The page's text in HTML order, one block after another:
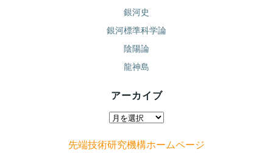
銀河史
銀河標準科学論
陰陽論
龍神島
アーカイブ
ア
カ
先端技術研究機構ホームページ